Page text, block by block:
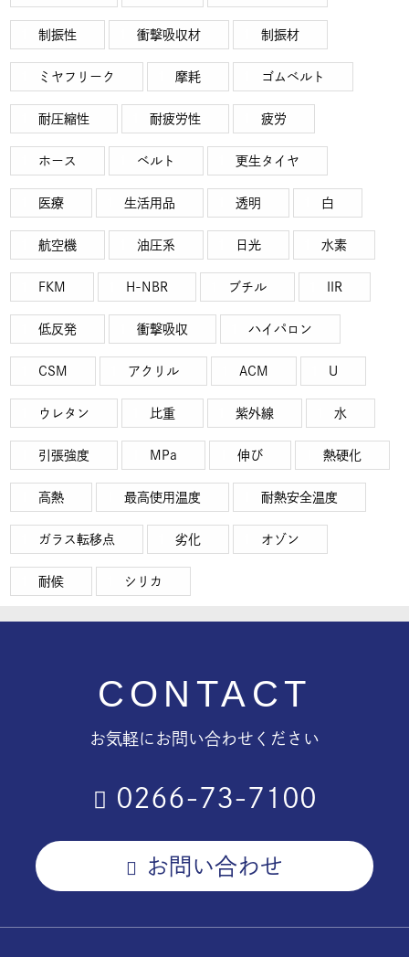
制振性 衝撃吸収材 制振材
ミヤフリーク 摩耗 ゴムベルト
耐圧縮性 耐疲労性 疲労
ホース ベルト 更生タイヤ
医療 生活用品 透明 白
航空機 油圧系 日光 水素
FKM H-NBR ブチル IIR
低反発 衝撃吸収 ハイパロン
CSM アクリル ACM U
ウレタン 比重 紫外線 水
引張強度 MPa 伸び 熱硬化
高熱 最高使用温度 耐熱安全温度
ガラス転移点 劣化 オゾン
耐候 シリカ
CONTACT
お気軽にお問い合わせください
0266-73-7100
お問い合わせ